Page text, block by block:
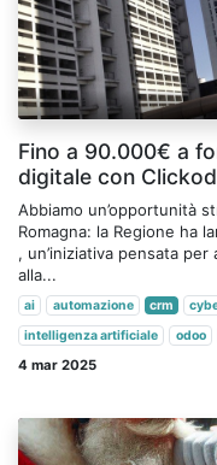
Fino a 90.000€ a
digitale con
Abbiamo un’opportunità
Romagna: la Regione ha
, un’iniziativa pensata
alla...
ai automazione crm
intelligenza artificiale
odoo
4 mar 2025